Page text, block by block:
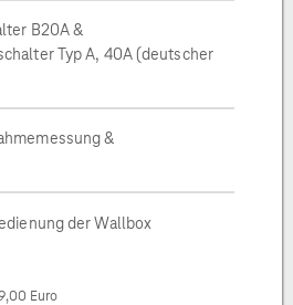
B20A &
Typ A, 40A (deutscher
&
der Wallbox
Euro